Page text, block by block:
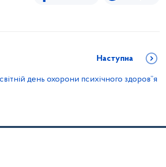
Наступна
день охорони психічного здоров”я